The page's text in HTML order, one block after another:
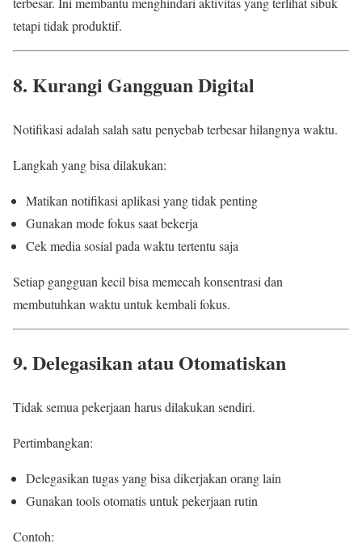
tetapi tidak produktif.
8. Kurangi Gangguan Digital
Notifikasi adalah salah satu penyebab terbesar hilangnya waktu.
Langkah yang bisa dilakukan:
Matikan notifikasi aplikasi yang tidak penting
Gunakan mode fokus saat bekerja
Cek media sosial pada waktu tertentu saja
Setiap gangguan kecil bisa memecah konsentrasi dan
membutuhkan waktu untuk kembali fokus.
9. Delegasikan atau Otomatiskan
Tidak semua pekerjaan harus dilakukan sendiri.
Pertimbangkan:
Delegasikan tugas yang bisa dikerjakan orang lain
Gunakan tools otomatis untuk pekerjaan rutin
Contoh: